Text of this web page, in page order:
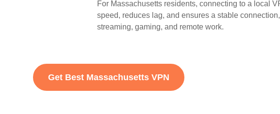
For Massachusetts residents, connecting to a local
speed, reduces lag, and ensures a stable
streaming, gaming, and remote work.
Get Best Massachusetts VPN